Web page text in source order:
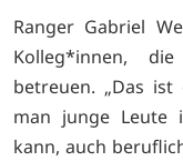
Ranger Gabriel
Kolleg*innen,
betreuen. „Das
man junge Leute
kann, auch